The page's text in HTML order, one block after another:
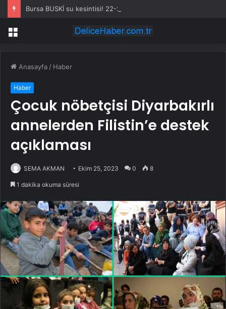
Menü
Anasayfa / Haber
Haber
Çocuk nöbetçisi Diyarbakırlı
annelerden Filistin’e destek
açıklaması
SEMA AKMAN Ekim 25, 2023 0 8
1 dakika okuma süresi